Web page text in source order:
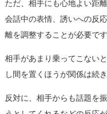
ただ、相手にも心地よい距
会話中の表情、誘いへの反
離を調整することが必要です
相手があまり乗ってこない
し間を置くほうが関係は続
反対に、相手からも話題を